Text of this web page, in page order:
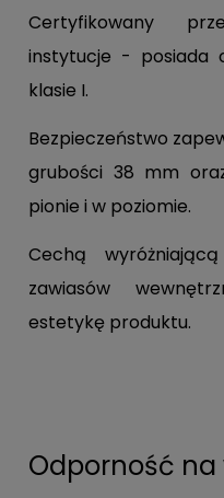
Certyfikowany
instytucje - posiada
klasie I.
Bezpieczeństwo
grubości 38 mm
pionie i w poziomie.
Cechą
zawiasów
estetykę produktu.
Odporność na